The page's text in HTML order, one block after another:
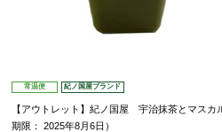
常温便 紀ノ国屋ブランド
【アウトレット】紀ノ国屋 宇治抹茶とマス
期限： 2025年8月6日）